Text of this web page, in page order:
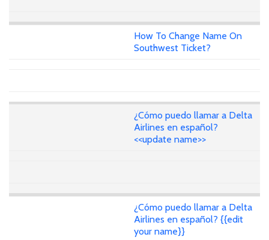
How To Change Name On
Southwest Ticket?
¿Cómo puedo llamar a Delta
Airlines en español?
<<update name>>
¿Cómo puedo llamar a Delta
Airlines en español? {{edit
your name}}